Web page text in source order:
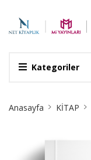
Kategoriler
Breadcrumb
Anasayfa KİTAP